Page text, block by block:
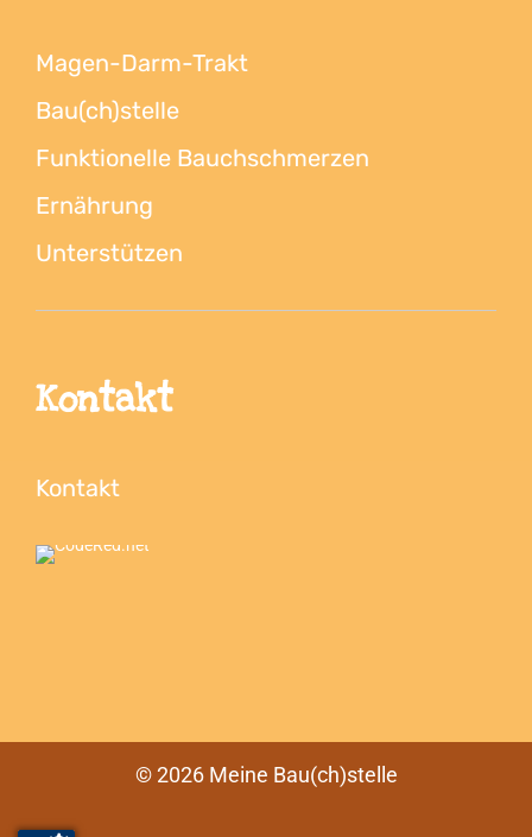
Magen-Darm-Trakt
Bau(ch)stelle
Funktionelle Bauchschmerzen
Ernährung
Unterstützen
Kontakt
Kontakt
©2026 Meine Bau(ch)stelle